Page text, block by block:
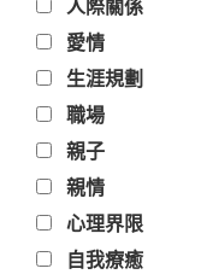
人際關係
愛情
生涯規劃
職場
親子
親情
心理界限
自我療癒